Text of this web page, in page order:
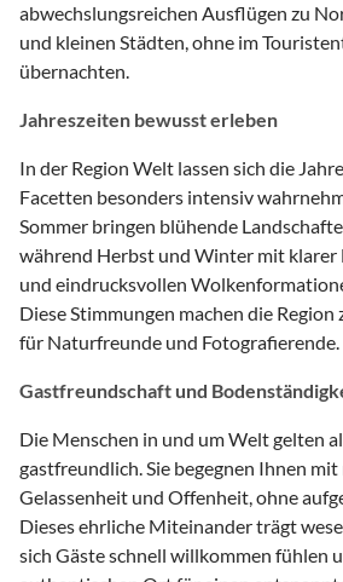
abwechslungsreichen Ausflügen zu
und kleinen Städten, ohne im
übernachten.
Jahreszeiten bewusst erleben
In der Region Welt lassen sich die
Facetten besonders intensiv
Sommer bringen blühende
während Herbst und Winter mit klarer
und eindrucksvollen
Diese Stimmungen machen die Region
für Naturfreunde und Fotografierende.
Gastfreundschaft und
Die Menschen in und um Welt gelten
gastfreundlich. Sie begegnen Ihnen
Gelassenheit und Offenheit, ohne
Dieses ehrliche Miteinander trägt
sich Gäste schnell willkommen fühlen